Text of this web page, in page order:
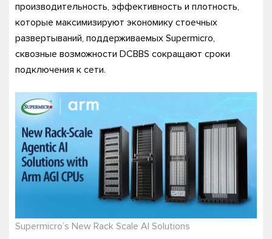
производительность, эффективность и плотность,
которые максимизируют экономику стоечных
развертываний, поддерживаемых Supermicro,
сквозные возможности DCBBS сокращают сроки
подключения к сети.
Supermicro’s New Rack Scale AI Solutions